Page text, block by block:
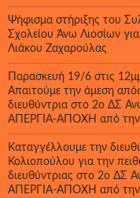
Ψήφισμα στήριξης του
Σχολείου Άνω Λιοσίων
Λιάκου Ζαχαρούλας
Παρασκευή 19/6 στις
Απαιτούμε την άμεση
διευθύντρια στο 2ο ΔΣ
ΑΠΕΡΓΙΑ-ΑΠΟΧΗ από την
Καταγγέλλουμε την
Κολιοπούλου για την
διευθύντριας στο 2ο ΔΣ
ΑΠΕΡΓΙΑ-ΑΠΟΧΗ από την